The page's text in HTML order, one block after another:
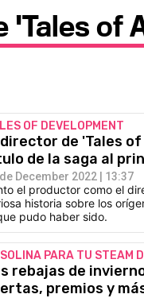
'Tales of
OF DEVELOPMENT
de 'Tales
de la saga al
December 2022 | 13:37
el productor como el
historia sobre los
pudo haber sido.
PARA TU STEAM
rebajas de
premios y